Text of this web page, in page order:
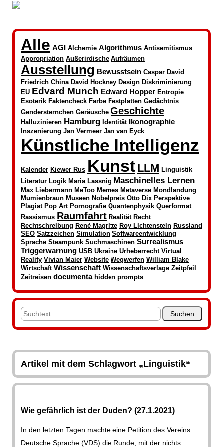
Alle AGI Alchemie Algorithmus Antisemitismus
Appropriation Außerirdische Aufräumen
Ausstellung Bewusstsein Caspar David
Friedrich China David Hockney Design Diskriminierung
EU Edvard Munch Edward Hopper Entropie
Esoterik Faktencheck Farbe Festplatten Gedächtnis
Gendersternchen Geräusche Geschichte
Halluzinieren Hamburg Identität Ikonographie
Inszenierung Jan Vermeer Jan van Eyck
Künstliche Intelligenz
Kalender Kiewer Rus Kunst LLM Linguistik
Literatur Logik Maria Lassnig Maschinelles Lernen
Max Liebermann MeToo Memes Metaverse Mondlandung
Mumienbraun Museen Nobelpreis Otto Dix Perspektive
Plagiat Pop Art Pornografie Quantenphysik Querformat
Rassismus Raumfahrt Realität Recht
Rechtschreibung René Magritte Roy Lichtenstein Russland
SEO Satzzeichen Simulation Softwareentwicklung
Sprache Steampunk Suchmaschinen Surrealismus
Triggerwarnung USB Ukraine Urheberrecht Virtual
Reality Vivian Maier Website Wegwerfen William Blake
Wirtschaft Wissenschaft Wissenschaftsverlage Zeitpfeil
Zeitreisen documenta hidden prompts
Artikel mit dem Schlagwort „Linguistik“
Wie gefährlich ist der Duden? (27.1.2021)
In den letzten Tagen machte eine Petition des Vereins
Deutsche Sprache (VDS) die Runde, mit der nichts